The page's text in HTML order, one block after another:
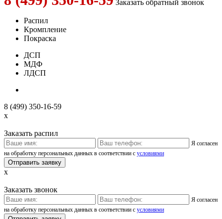
Заказать обратный звонок
Распил
Кромпление
Покраска
ДСП
МДФ
ЛДСП
8 (499) 350-16-59
x
Заказать распил
Я согласен
на обработку персональных данных в соответствии с условиями
x
Заказать звонок
Я согласен
на обработку персональных данных в соответствии с условиями